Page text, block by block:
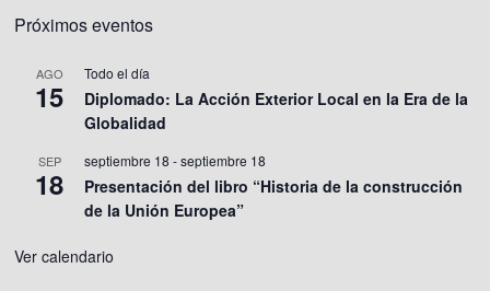
Próximos eventos
AGO
15
Todo el día
Diplomado: La Acción Exterior Local en la Era de la
Globalidad
SEP
18
septiembre 18 -septiembre 18
Presentación del libro “Historia de la construcción
de la Unión Europea”
Ver calendario